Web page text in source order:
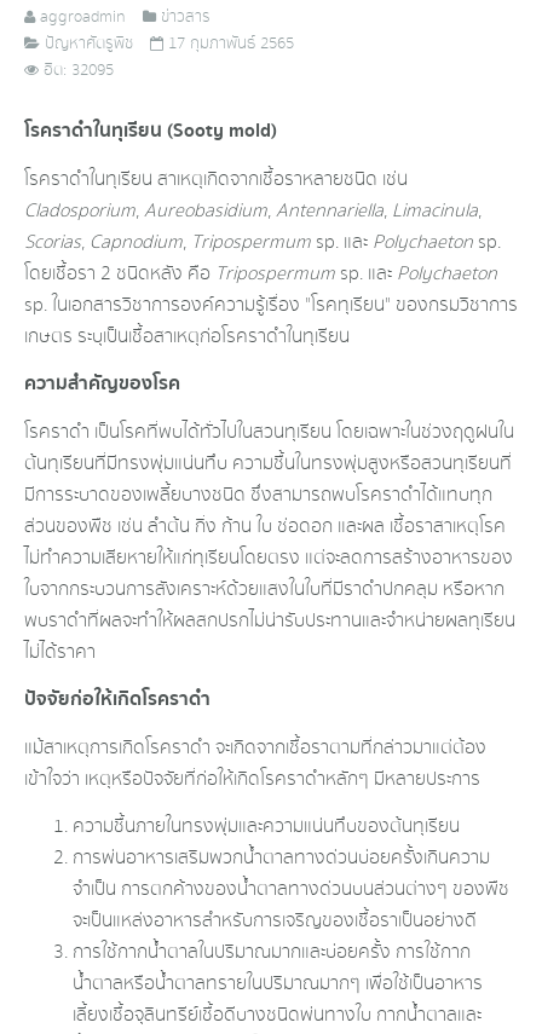
aggroadmin
ข่าวสาร
ปัญหาศัตรูพืช
17 กุมภาพันธ์ 2565
ฮิต: 32095
โรคราดำในทุเรียน (Sooty mold)
โรคราดำในทุเรียน สาเหตุเกิดจาก​เชื้อราหลายชนิด เช่น
Cladosporium,Aureobasidium,Antennariella, Limacinula,
Scorias, Capnodium, Tripospermum sp. และ Polychaeton sp.
โดยเชื้อรา 2 ชนิดหลัง คือ Tripospermum sp. และ Polychaeton
sp. ในเอกสารวิชาการ​องค์​ความรู้​เรื่อง "โรคทุเรียน" ของกรมวิชาการ
เกษตร ระบุเป็นเชื้อสาเหตุก่อโรคราดำในทุเรียน
ความสำคัญของโรค
โรคราดำ เป็น​โรคที่พบได้ทั่วไปในสวนทุเรียน โดยเฉพาะ​ใน​ช่วงฤดู​ฝนใน
ต้นทุเรียนที่มีทรงพุ่ม​แน่นทึบ​ ความชื้นในทรงพุ่ม​สูงหรือสวนทุเรียนที่
มีการระบาดของเพลี้ยบางชนิด ซึ่ง​สามารถ​พบโรคราดำได้แทบทุก
ส่วนของพืช เช่น ลำต้น กิ่ง ก้าน ใบ ช่อดอก และผล เชื้อราสาเหตุโรค
ไม่ทำความเสียหาย​ให้แก่ทุเรียนโดยตรง แต่จะลดการสร้างอาหารของ
ใบจากกระบวนการสังเคราะห์​ด้วยแสงในใบที่มีราดำปกคลุม​ หรือหาก
พบราดำที่ผลจะทำให้ผลสกปรกไม่น่ารับประทาน​และจำหน่ายผลทุเรียน​
ไม่ได้ราคา
ปัจจัยก่อให้เกิดโรคราดำ
แม้สาเหตุ​การเกิดโรคราดำ จะเกิดจากเชื้อราตามที่กล่าว​มา​แต่ต้อง
เข้าใจว่า เหตุหรือปัจจัยที่ก่อให้เกิดโรคราดำหลักๆ มีหลายประการ
ความชื้นภายในทรงพุ่มและความแน่นทึบของต้นทุเรียน
การพ่นอาหารเสริมพวกน้ำตาลทางด่วนบ่อยครั้งเกินความ
จำเป็น​ การตกค้างของน้ำตาลทางด่วนบนส่วนต่างๆ ของพืช
จะเป็นแหล่งอาหารสำหรับการเจริญของเชื้อราเป็นอย่างดี
การใช้กากน้ำ​ตาลในปริมาณ​มากและบ่อยครั้ง การใช้กาก
น้ำตาลหรือน้ำตาลทรายในปริมาณมากๆ เพื่อใช้เป็นอาหาร
เลี้ยงเชื้อจุลินทรีย์​เชื้อดีบางชนิดพ่นทางใบ กากน้ำตาลและ